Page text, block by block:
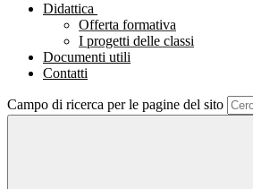
Didattica
Offerta formativa
I progetti delle classi
Documenti utili
Contatti
Campo di ricerca per le pagine del sito